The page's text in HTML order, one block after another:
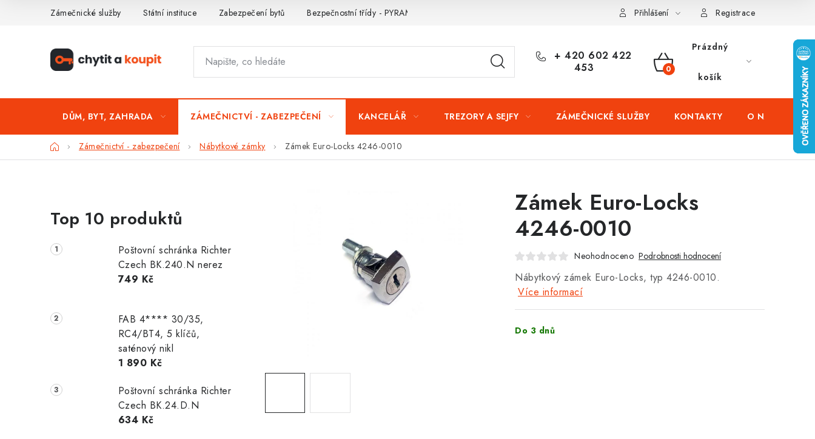
Zámečnické služby Státní instituce Zabezpečení bytů Bezpečnostní třídy - PYRAMIDA BEZPEČNOSTI Zabezpečení firem (administrativních budov) a
Přihlášení Registrace
+ 420 602 422
453
NÁKUPNÍ
Prázdný
košík
DŮM, BYT, ZAHRADA ZÁMEČNICTVÍ - ZABEZPEČENÍ KANCELÁŘ TREZORY A SEJFY ZÁMEČNICKÉ SLUŽBY KONTAKTY O NÁS
DomůZámečnictví - zabezpečení Nábytkové zámky Zámek Euro-Locks 4246-0010
o
s
a
í
Top 10 produktů
Poštovní schránka Richter
Czech BK.240.N nerez
749 Kč
FAB 4**** 30/35,
RC4/BT4, 5 klíčů,
saténový nikl
1 890 Kč
Poštovní schránka Richter
Czech BK.24.D.N
634 Kč
Zámek Euro-Locks
4246-0010
Neohodnoceno Podrobnosti hodnocení
Nábytkový zámek Euro-Locks, typ 4246-0010.
Více informací
Do 3 dnů